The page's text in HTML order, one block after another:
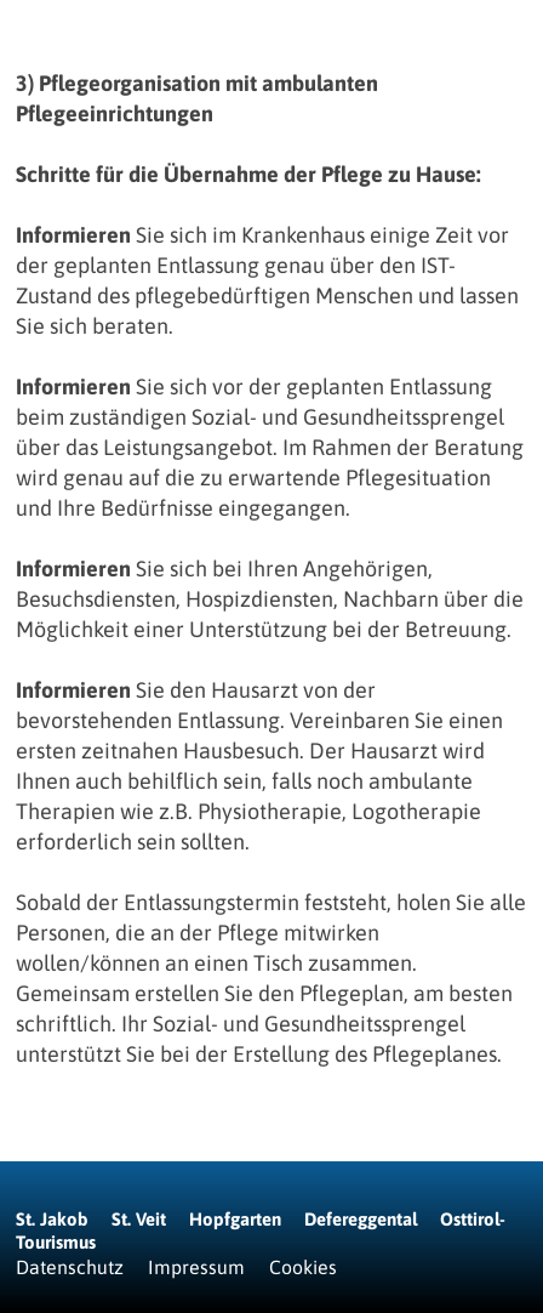
3) Pflegeorganisation mit ambulanten
Pflegeeinrichtungen
Schritte für die Übernahme der Pflege zu Hause:
Informieren Sie sich im Krankenhaus einige Zeit vor
der geplanten Entlassung genau über den IST-
Zustand des pflegebedürftigen Menschen und lassen
Sie sich beraten.
Informieren Sie sich vor der geplanten Entlassung
beim zuständigen Sozial- und Gesundheitssprengel
über das Leistungsangebot. Im Rahmen der Beratung
wird genau auf die zu erwartende Pflegesituation
und Ihre Bedürfnisse eingegangen.
Informieren Sie sich bei Ihren Angehörigen,
Besuchsdiensten, Hospizdiensten, Nachbarn über die
Möglichkeit einer Unterstützung bei der Betreuung.
Informieren Sie den Hausarzt von der
bevorstehenden Entlassung. Vereinbaren Sie einen
ersten zeitnahen Hausbesuch. Der Hausarzt wird
Ihnen auch behilflich sein, falls noch ambulante
Therapien wie z.B. Physiotherapie, Logotherapie
erforderlich sein sollten.
Sobald der Entlassungstermin feststeht, holen Sie alle
Personen, die an der Pflege mitwirken
wollen/können an einen Tisch zusammen.
Gemeinsam erstellen Sie den Pflegeplan, am besten
schriftlich. Ihr Sozial- und Gesundheitssprengel
unterstützt Sie bei der Erstellung des Pflegeplanes.
St. Jakob St. Veit Hopfgarten Defereggental
Osttirol-
Tourismus
Datenschutz Impressum Cookies